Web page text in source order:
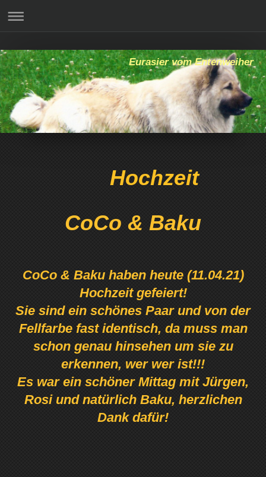
Eurasier vom Entenweiher
Hochzeit
CoCo & Baku
CoCo & Baku haben heute (11.04.21)
Hochzeit gefeiert!
Sie sind ein schönes Paar und von der
Fellfarbe fast identisch, da muss man
schon genau hinsehen um sie zu
erkennen, wer wer ist!!!
Es war ein schöner Mittag mit Jürgen,
Rosi und natürlich Baku, herzlichen
Dank dafür!